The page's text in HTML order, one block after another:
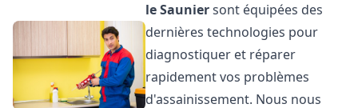
le Sauniersont équipées des
dernières technologies pour
diagnostiquer et réparer
rapidement vos problèmes
d'assainissement. Nous nous